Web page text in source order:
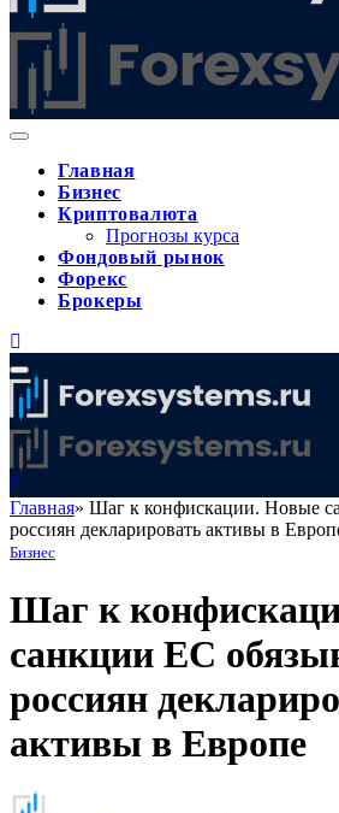
Главная
Бизнес
Криптовалюта
Прогнозы курса
Фондовый рынок
Форекс
Брокеры
Главная» Шаг к конфискации. Новые
россиян декларировать активы в
Бизнес
Шаг к
санкции ЕС
россиян
активы в Европе